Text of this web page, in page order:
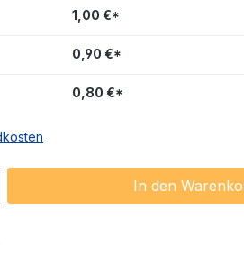
1,00 €*
0,90 €*
0,80 €*
den gewünschten
In den